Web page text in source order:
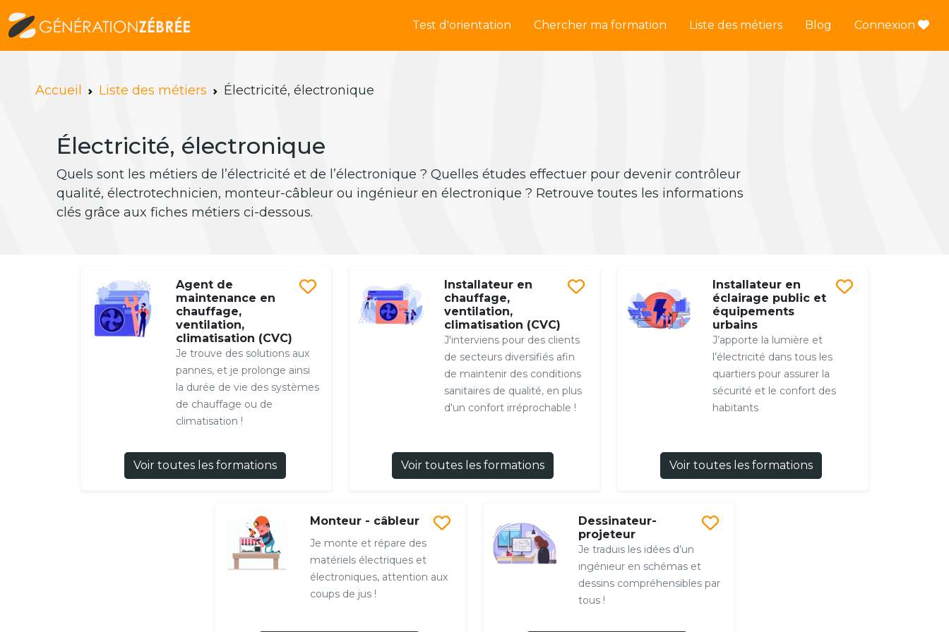
Test d'orientation Chercher ma formation Liste des métiers Blog Connexion
Accueil Liste des métiers Électricité, électronique
Électricité, électronique
Quels sont les métiers de l’électricité et de l’électronique ? Quelles études effectuer pour devenir contrôleur
qualité, électrotechnicien, monteur-câbleur ou ingénieur en électronique ? Retrouve toutes les informations
clés grâce aux fiches métiers ci-dessous.
Agent de
maintenance en
chauffage,
ventilation,
climatisation (CVC)
Je trouve des solutions aux
pannes, et je prolonge ainsi
la durée de vie des systèmes
de chauffage ou de
climatisation !
Voir toutes les formations
Installateur en
chauffage,
ventilation,
climatisation (CVC)
J'interviens pour des clients
de secteurs diversifiés afin
de maintenir des conditions
sanitaires de qualité, en plus
d'un confort irréprochable !
Voir toutes les formations
Installateur en
éclairage public et
équipements
urbains
J’apporte la lumière et
l’électricité dans tous les
quartiers pour assurer la
sécurité et le confort des
habitants
Voir toutes les formations
Monteur - câbleur
Je monte et répare des
matériels électriques et
électroniques, attention aux
coups de jus !
Dessinateur-
projeteur
Je traduis les idées d’un
ingénieur en schémas et
dessins compréhensibles par
tous !